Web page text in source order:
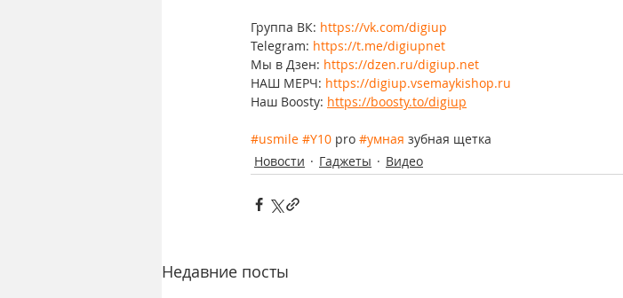
Группа ВК: https://vk.com/digiup
Telegram: https://t.me/digiupnet
Мы в Дзен: https://dzen.ru/digiup.net
НАШ МЕРЧ: https://digiup.vsemaykishop.ru
Наш Boosty: https://boosty.to/digiup
#usmile #Y10 pro #умная зубная щетка
Новости
Гаджеты Видео
Недавние посты